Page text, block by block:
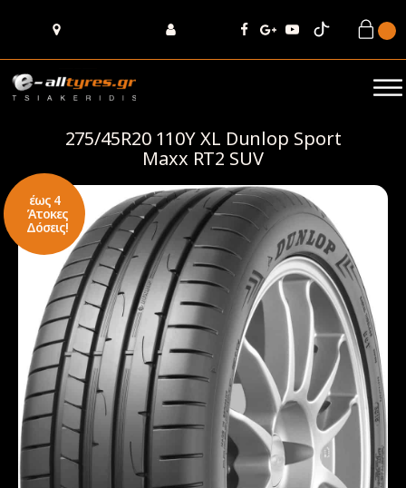
275/45R20 110Y XL Dunlop Sport
Maxx RT2 SUV
έως 4
Άτοκες
Δόσεις!